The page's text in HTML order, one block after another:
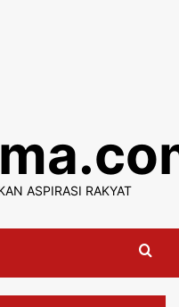
ASPIRASI RAKYAT